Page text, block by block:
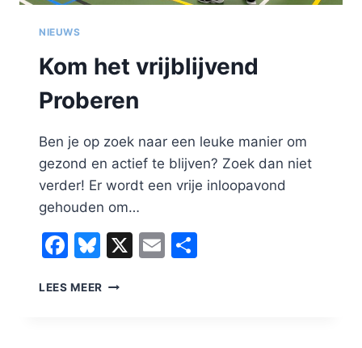
NIEUWS
Kom het vrijblijvend
Proberen
Ben je op zoek naar een leuke manier om
gezond en actief te blijven? Zoek dan niet
verder! Er wordt een vrije inloopavond
gehouden om…
Facebook
Bluesky
X Email
LEES MEER KOM